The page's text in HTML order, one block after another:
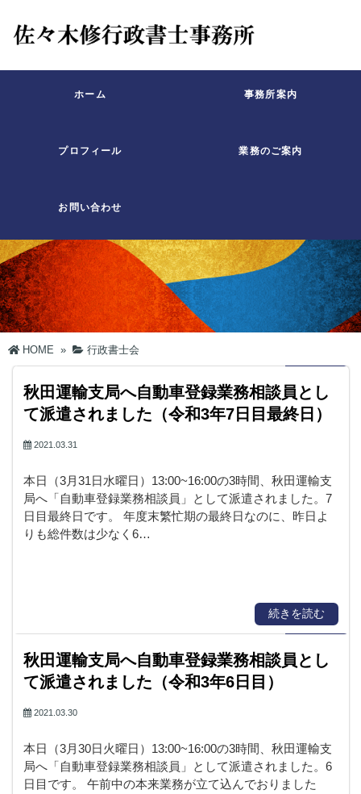
ホーム 事務所案内
プロフィール 業務のご案内
お問い合わせ
HOME » 行政書士会
秋田運輸支局へ自動車登録業務相談員とし
て派遣されました（令和3年7日目最終日）
2021.03.31
本日（3月31日水曜日）13:00~16:00の3時間、秋田運輸支
局へ「自動車登録業務相談員」として派遣されました。7
日目最終日です。 年度末繁忙期の最終日なのに、昨日よ
りも総件数は少なく6…
続きを読む
秋田運輸支局へ自動車登録業務相談員とし
て派遣されました（令和3年6日目）
2021.03.30
本日（3月30日火曜日）13:00~16:00の3時間、秋田運輸支
局へ「自動車登録業務相談員」として派遣されました。6
日目です。 午前中の本来業務が立て込んでおりました